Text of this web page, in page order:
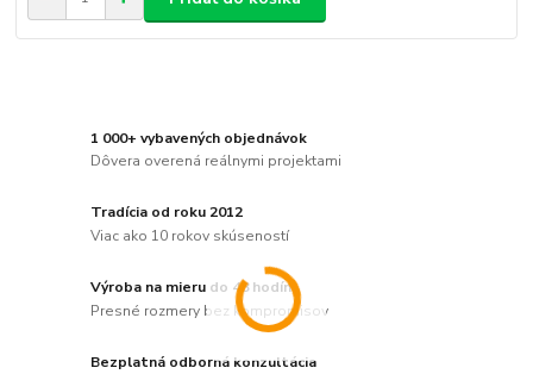
1 000+ vybavených objednávok
Dôvera overená reálnymi projektami
Tradícia od roku 2012
Viac ako 10 rokov skúseností
Výroba na mieru do 48 hodín
Presné rozmery bez kompromisov
Bezplatná odborná konzultácia